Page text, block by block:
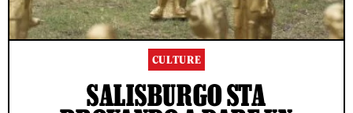
CULTURE
SALISBURGO STA